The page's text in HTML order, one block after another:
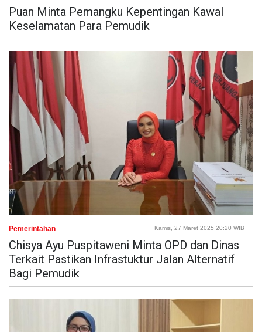
Puan Minta Pemangku Kepentingan Kawal
Keselamatan Para Pemudik
Pemerintahan Kamis, 27 Maret 2025 20:20 WIB
Chisya Ayu Puspitaweni Minta OPD dan Dinas
Terkait Pastikan Infrastuktur Jalan Alternatif
Bagi Pemudik